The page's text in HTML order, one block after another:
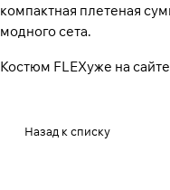
компактная плетеная
модного сета.
Костюм FLEXуже на
Назад к списку